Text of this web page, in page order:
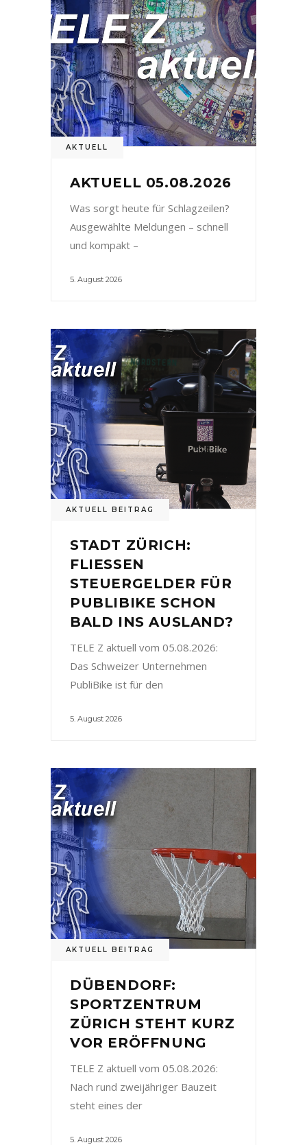
AKTUELL
AKTUELL 05.08.2026
Was sorgt heute für Schlagzeilen?
Ausgewählte Meldungen – schnell
und kompakt –
5. August 2026
AKTUELL BEITRAG
STADT ZÜRICH:
FLIESSEN
STEUERGELDER FÜR
PUBLIBIKE SCHON
BALD INS AUSLAND?
TELE Z aktuell vom 05.08.2026:
Das Schweizer Unternehmen
PubliBike ist für den
5. August 2026
AKTUELL BEITRAG
DÜBENDORF:
SPORTZENTRUM
ZÜRICH STEHT KURZ
VOR ERÖFFNUNG
TELE Z aktuell vom 05.08.2026:
Nach rund zweijähriger Bauzeit
steht eines der
5. August 2026